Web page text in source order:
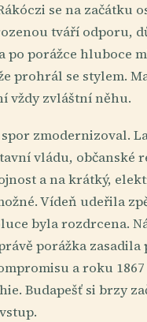
se na začátku
tváří odporu,
po porážce hluboce
prohrál se stylem.
vždy zvláštní něhu.
spor zmodernizoval.
vládu, občanské
a na krátký,
Vídeň udeřila
byla rozdrcena.
porážka
a roku
Budapešť si brzy